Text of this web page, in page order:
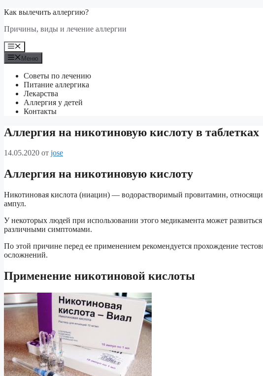
Перейти
содержимому
Как вылечить аллергию?
Причины, виды и лечение аллергии
Меню
Меню
Советы по лечению
Питание аллергика
Лекарства
Аллергия у детей
Контакты
Аллергия на никотиновую кислоту в таблетках
14.05.2020 от jose
Аллергия на никотиновую кислоту
Никотиновая кислота (ниацин) — водорастворимый провитамин,
ампул.
У некоторых людей при использовании этого медикамента может
различными симптомами.
По этой причине перед ее применением рекомендуется прохождение
осложнений.
Применение никотиновой кислоты